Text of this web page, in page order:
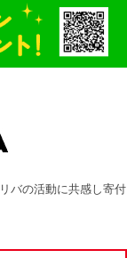
バの活動に共感し寄付